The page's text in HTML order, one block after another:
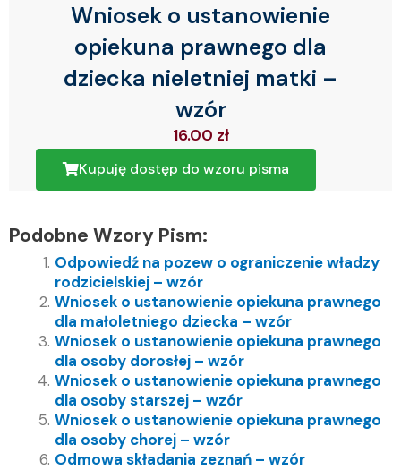
Wniosek o ustanowienie
opiekuna prawnego dla
dziecka nieletniej matki –
wzór
16.00 zł
Kupuję dostęp do wzoru pisma
Podobne Wzory Pism:
Odpowiedź na pozew o ograniczenie władzy
rodzicielskiej – wzór
Wniosek o ustanowienie opiekuna prawnego
dla małoletniego dziecka – wzór
Wniosek o ustanowienie opiekuna prawnego
dla osoby dorosłej – wzór
Wniosek o ustanowienie opiekuna prawnego
dla osoby starszej – wzór
Wniosek o ustanowienie opiekuna prawnego
dla osoby chorej – wzór
Odmowa składania zeznań – wzór